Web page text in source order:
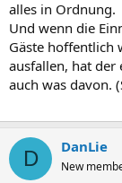
alles in Ordnung.
Und wenn die
Gäste hoffentlich
ausfallen, hat der
auch was davon.
D DanLie
New